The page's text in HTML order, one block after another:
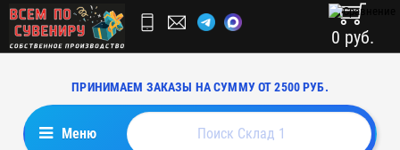
ПРИНИМАЕМ ЗАКАЗЫ НА СУММУ ОТ 2500 РУБ.
0 руб.
Меню